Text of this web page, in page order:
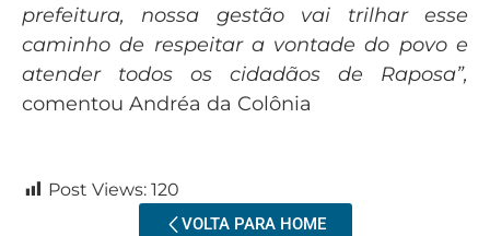
prefeitura, nossa gestão vai trilhar esse
caminho de respeitar a vontade do povo e
atender todos os cidadãos de Raposa”,
comentou Andréa da Colônia
Post Views: 120
VOLTA PARA HOME